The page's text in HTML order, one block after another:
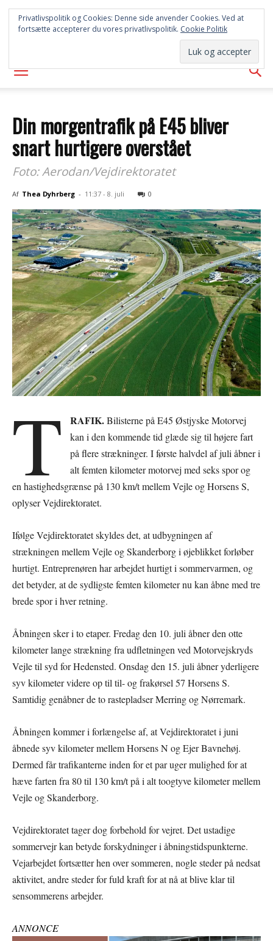
SYD
AVISEN
Din morgentrafik på E45 bliver
snart hurtigere overstået
Foto: Aerodan/Vejdirektoratet
Af Thea Dyhrberg - 11:37 - 8. juli 0
T RAFIK.Bilisterne på E45 Østjyske Motorvej
kan i den kommende tid glæde sig til højere fart
på flere strækninger. I første halvdel af juli åbner i
alt femten kilometer motorvej med seks spor og
en hastighedsgrænse på 130 km/t mellem Vejle og Horsens S,
oplyser Vejdirektoratet.
Ifølge Vejdirektoratet skyldes det, at udbygningen af
strækningen mellem Vejle og Skanderborg i øjeblikket forløber
hurtigt. Entreprenøren har arbejdet hurtigt i sommervarmen, og
det betyder, at de sydligste femten kilometer nu kan åbne med tre
brede spor i hver retning.
Åbningen sker i to etaper. Fredag den 10. juli åbner den otte
kilometer lange strækning fra udfletningen ved Motorvejskryds
Vejle til syd for Hedensted. Onsdag den 15. juli åbner yderligere
syv kilometer videre op til til- og frakørsel 57 Horsens S.
Samtidig genåbner de to rastepladser Merring og Nørremark.
Åbningen kommer i forlængelse af, at Vejdirektoratet i juni
åbnede syv kilometer mellem Horsens N og Ejer Bavnehøj.
Dermed får trafikanterne inden for et par uger mulighed for at
hæve farten fra 80 til 130 km/t på i alt toogtyve kilometer mellem
Vejle og Skanderborg.
Vejdirektoratet tager dog forbehold for vejret. Det ustadige
sommervejr kan betyde forskydninger i åbningstidspunkterne.
Vejarbejdet fortsætter hen over sommeren, nogle steder på nedsat
aktivitet, andre steder for fuld kraft for at nå at blive klar til
sensommerens arbejder.
ANNONCE
Privatlivspolitik og Cookies: Denne side anvender Cookies. Ved at
fortsætte accepterer du vores privatlivspolitik. Cookie Politik